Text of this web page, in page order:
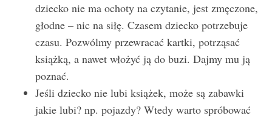
dziecko nie ma ochoty na czytanie, jest zmęczone,
głodne – nic na siłę. Czasem dziecko potrzebuje
czasu. Pozwólmy przewracać kartki, potrząsać
książką, a nawet włożyć ją do buzi. Dajmy mu ją
poznać.
Jeśli dziecko nie lubi książek, może są zabawki
jakie lubi? np. pojazdy? Wtedy warto spróbować